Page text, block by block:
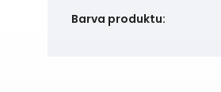
Barva produktu: